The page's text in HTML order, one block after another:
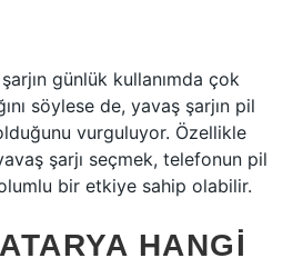
günlük kullanımda çok
söylese de, yavaş şarjın pil
vurguluyor. Özellikle
şarjı seçmek, telefonun pil
bir etkiye sahip olabilir.
HANGI